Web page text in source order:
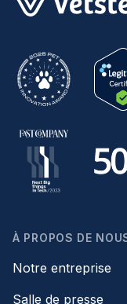
À PROPOS DE
Notre entreprise
Salle de presse